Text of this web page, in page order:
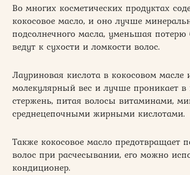
Во многих косметических продуктах
кокосовое масло, и оно лучше
подсолнечного масла, уменьшая потерю
ведут к сухости и ломкости волос.
Лауриновая кислота в кокосовом масле
молекулярный вес и лучше проникает в
стержень, питая волосы витаминами,
среднецепочными жирными кислотами.
Также кокосовое масло предотвращает
волос при расчесывании, его можно
кондиционер.